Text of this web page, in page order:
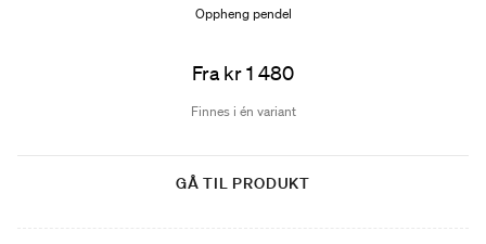
Oppheng pendel
Fra kr 1 480
Finnes i én variant
GÅ TIL PRODUKT